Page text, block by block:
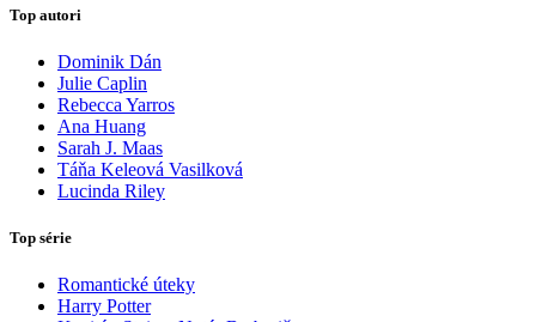
Top autori
Dominik Dán
Julie Caplin
Rebecca Yarros
Ana Huang
Sarah J. Maas
Táňa Keleová Vasilková
Lucinda Riley
Top série
Romantické úteky
Harry Potter